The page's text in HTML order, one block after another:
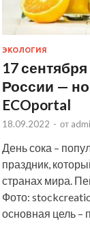
ЭКОЛОГИЯ
17
России —
ECOportal
18.09.2022 - от
День сока –
праздник,
странах мира.
Фото:
основная цель –